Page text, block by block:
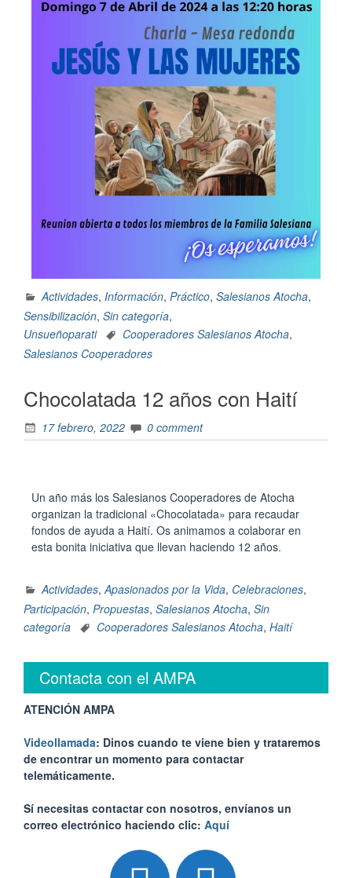
Actividades, Información, Práctico, Salesianos Atocha,
Sensibilización, Sin categoría,
Unsueñoparati
Cooperadores Salesianos Atocha,
Salesianos Cooperadores
Chocolatada 12 años con Haití
17 febrero, 2022 0 comment
Un año más los Salesianos Cooperadores de Atocha
organizan la tradicional «Chocolatada» para recaudar
fondos de ayuda a Haití. Os animamos a colaborar en
esta bonita iniciativa que llevan haciendo 12 años.
Actividades, Apasionados por la Vida, Celebraciones,
Participación, Propuestas, Salesianos Atocha, Sin
categoría
Cooperadores Salesianos Atocha, Haití
Contacta con el AMPA
ATENCIÓN AMPA
Videollamada: Dinos cuando te viene bien y trataremos
de encontrar un momento para contactar
telemáticamente.
Sí necesitas contactar con nosotros, envíanos un
correo electrónico haciendo clic: Aquí